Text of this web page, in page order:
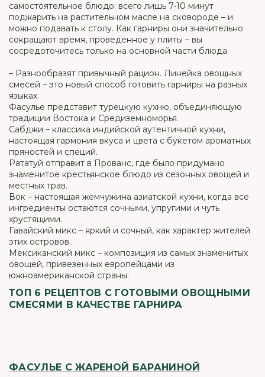
самостоятельное блюдо: всего лишь 7-10 минут
поджарить на растительном масле на сковороде – и
можно подавать к столу. Как гарниры они значительно
сокращают время, проведенное у плиты – вы
сосредоточитесь только на основной части блюда.
– Разнообразят привычный рацион. Линейка овощных
смесей – это новый способ готовить гарниры на разных
языках:
Фасулье представит турецкую кухню, объединяющую
традиции Востока и Средиземноморья.
Сабджи – классика индийской аутентичной кухни,
настоящая гармония вкуса и цвета с букетом ароматных
пряностей и специй.
Рататуй отправит в Прованс, где было придумано
знаменитое крестьянское блюдо из сезонных овощей и
местных трав.
Вок – настоящая жемчужина азиатской кухни, когда все
ингредиенты остаются сочными, упругими и чуть
хрустящими.
Гавайский микс – яркий и сочный, как характер жителей
этих островов.
Мексиканский микс – композиция из самых знаменитых
овощей, привезенных европейцами из
южноамериканской страны.
ТОП 6 РЕЦЕПТОВ С ГОТОВЫМИ ОВОЩНЫМИ
СМЕСЯМИ В КАЧЕСТВЕ ГАРНИРА
ФАСУЛЬЕ С ЖАРЕНОЙ БАРАНИНОЙ